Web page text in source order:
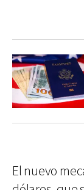
El nuevo